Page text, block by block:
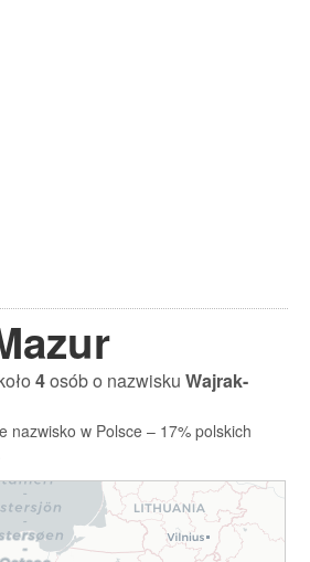
4osób o nazwisku Wajrak-
nazwisko w Polsce – 17% polskich